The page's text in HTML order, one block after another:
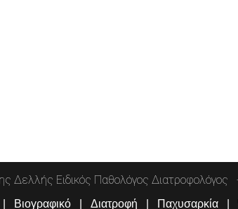
Δελλής Ειδικός Παθολόγος Διατροφολόγος
Βιογραφικό Διατροφή Παχυσαρκία